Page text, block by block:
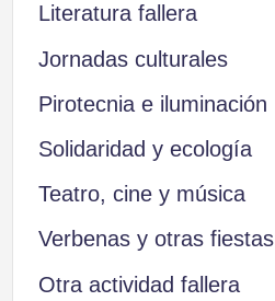
Literatura fallera
Jornadas culturales
Pirotecnia e iluminación
Solidaridad y ecología
Teatro, cine y música
Verbenas y otras fiestas
Otra actividad fallera